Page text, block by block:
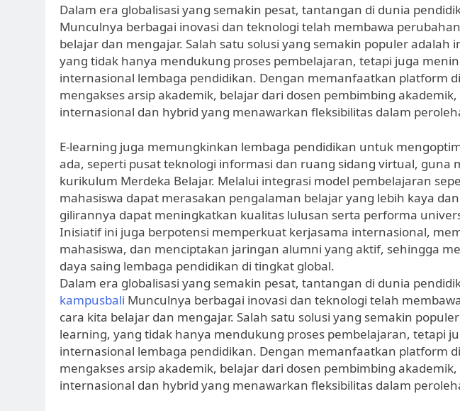
Dalam era globalisasi yang semakin pesat, tantangan di dunia
Munculnya berbagai inovasi dan teknologi telah membawa
belajar dan mengajar. Salah satu solusi yang semakin populer adalah
yang tidak hanya mendukung proses pembelajaran, tetapi juga
internasional lembaga pendidikan. Dengan memanfaatkan platform
mengakses arsip akademik, belajar dari dosen pembimbing
internasional dan hybrid yang menawarkan fleksibilitas dalam
E-learning juga memungkinkan lembaga pendidikan untuk
ada, seperti pusat teknologi informasi dan ruang sidang virtual, guna
kurikulum Merdeka Belajar. Melalui integrasi model pembelajaran
mahasiswa dapat merasakan pengalaman belajar yang lebih kaya
gilirannya dapat meningkatkan kualitas lulusan serta performa
Inisiatif ini juga berpotensi memperkuat kerjasama internasional,
mahasiswa, dan menciptakan jaringan alumni yang aktif, sehingga
daya saing lembaga pendidikan di tingkat global.
Dalam era globalisasi yang semakin pesat, tantangan di dunia
kampusbali Munculnya berbagai inovasi dan teknologi telah
cara kita belajar dan mengajar. Salah satu solusi yang semakin
learning, yang tidak hanya mendukung proses pembelajaran, tetapi
internasional lembaga pendidikan. Dengan memanfaatkan platform
mengakses arsip akademik, belajar dari dosen pembimbing
internasional dan hybrid yang menawarkan fleksibilitas dalam